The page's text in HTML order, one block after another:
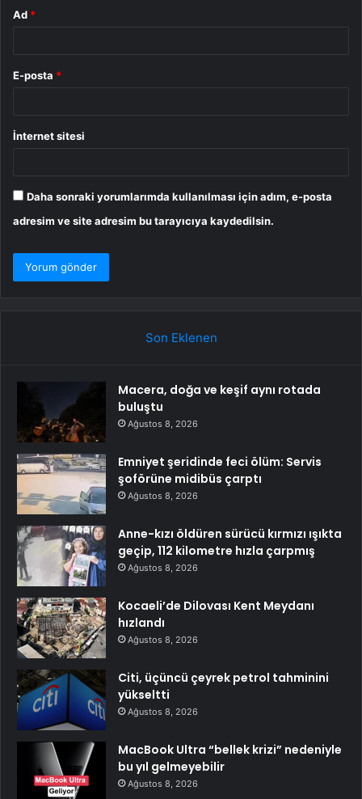
Ad *
E-posta *
İnternet sitesi
Daha sonraki yorumlarımda kullanılması için adım, e-posta
adresim ve site adresim bu tarayıcıya kaydedilsin.
Son Eklenen
Macera, doğa ve keşif aynı rotada
buluştu
Ağustos 8, 2026
Emniyet şeridinde feci ölüm: Servis
şoförüne midibüs çarptı
Ağustos 8, 2026
Anne-kızı öldüren sürücü kırmızı ışıkta
geçip, 112 kilometre hızla çarpmış
Ağustos 8, 2026
Kocaeli’de Dilovası Kent Meydanı
hızlandı
Ağustos 8, 2026
Citi, üçüncü çeyrek petrol tahminini
yükseltti
Ağustos 8, 2026
MacBook Ultra “bellek krizi” nedeniyle
bu yıl gelmeyebilir
Ağustos 8, 2026